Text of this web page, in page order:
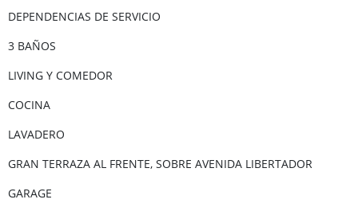
DEPENDENCIAS DE SERVICIO
3 BAÑOS
LIVING Y COMEDOR
COCINA
LAVADERO
GRAN TERRAZA AL FRENTE, SOBRE AVENIDA LIBERTADOR
GARAGE